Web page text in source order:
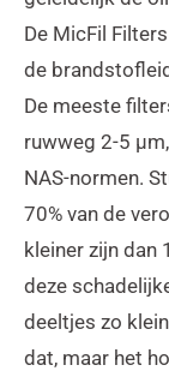
De MicFil
de
De meeste
ruwweg 2-5
NAS-normen.
70% van de
kleiner zijn dan
deze
deeltjes zo
dat, maar het